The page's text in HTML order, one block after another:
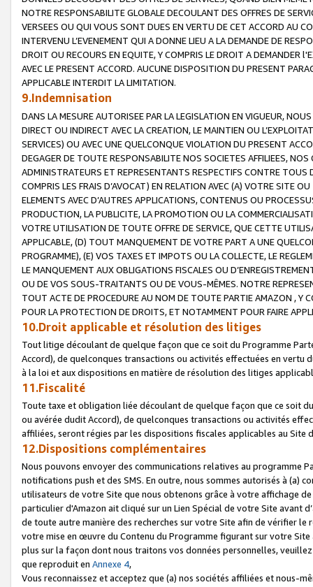
NOTRE RESPONSABILITE GLOBALE DECOULANT DES OFFRES DE
VERSEES OU QUI VOUS SONT DUES EN VERTU DE CET ACCORD AU
INTERVENU L’EVENEMENT QUI A DONNE LIEU A LA DEMANDE DE
DROIT OU RECOURS EN EQUITE, Y COMPRIS LE DROIT A DEMANDER
AVEC LE PRESENT ACCORD. AUCUNE DISPOSITION DU PRESENT
APPLICABLE INTERDIT LA LIMITATION.
9.Indemnisation
DANS LA MESURE AUTORISEE PAR LA LEGISLATION EN VIGUEUR,
DIRECT OU INDIRECT AVEC LA CREATION, LE MAINTIEN OU
SERVICES) OU AVEC UNE QUELCONQUE VIOLATION DU PRESENT
DEGAGER DE TOUTE RESPONSABILITE NOS SOCIETES AFFILIEES,
ADMINISTRATEURS ET REPRESENTANTS RESPECTIFS CONTRE
COMPRIS LES FRAIS D’AVOCAT) EN RELATION AVEC (A) VOTRE SITE
ELEMENTS AVEC D’AUTRES APPLICATIONS, CONTENUS OU
PRODUCTION, LA PUBLICITE, LA PROMOTION OU LA
VOTRE UTILISATION DE TOUTE OFFRE DE SERVICE, QUE CETTE
APPLICABLE, (D) TOUT MANQUEMENT DE VOTRE PART A UNE
PROGRAMME), (E) VOS TAXES ET IMPOTS OU LA COLLECTE, LE
LE MANQUEMENT AUX OBLIGATIONS FISCALES OU
OU DE VOS SOUS-TRAITANTS OU DE VOUS-MÊMES. NOTRE
TOUT ACTE DE PROCEDURE AU NOM DE TOUTE PARTIE AMAZON , Y
POUR LA PROTECTION DE DROITS, ET NOTAMMENT POUR FAIRE
10.Droit applicable et résolution des litiges
Tout litige découlant de quelque façon que ce soit du Programme
Accord), de quelconques transactions ou activités effectuées en vertu
à la loi et aux dispositions en matière de résolution des litiges
11.Fiscalité
Toute taxe et obligation liée découlant de quelque façon que ce soit
ou avérée dudit Accord), de quelconques transactions ou activités
affiliées, seront régies par les dispositions fiscales applicables au Site
12.Dispositions complémentaires
Nous pouvons envoyer des communications relatives au programme
notifications push et des SMS. En outre, nous sommes autorisés à
utilisateurs de votre Site que nous obtenons grâce à votre affichage
particulier d'Amazon ait cliqué sur un Lien Spécial de votre Site avant
de toute autre manière des recherches sur votre Site afin de vérifier
votre mise en œuvre du Contenu du Programme figurant sur votre
plus sur la façon dont nous traitons vos données personnelles,
que reproduit en Annexe 4,
Vous reconnaissez et acceptez que (a) nos sociétés affiliées et nous-